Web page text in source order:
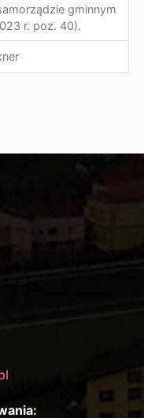
gminnym
r. poz. 40).